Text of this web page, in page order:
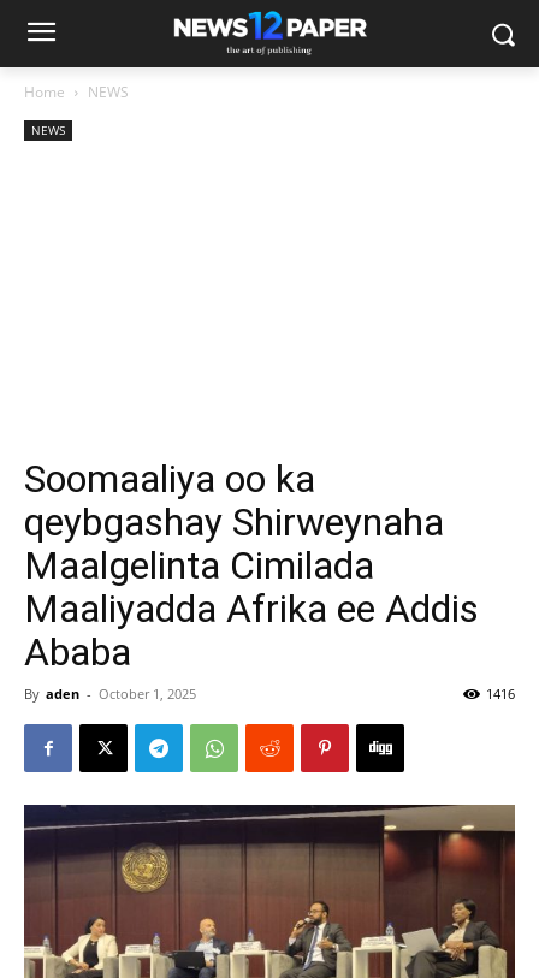
Home NEWS
NEWS
Soomaaliya oo ka
qeybgashay Shirweynaha
Maalgelinta Cimilada
Maaliyadda Afrika ee Addis
Ababa
By aden - October 1, 2025 1416